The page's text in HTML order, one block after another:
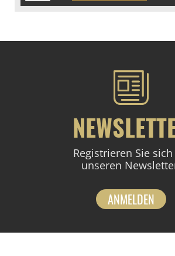
Registrieren Sie
unseren
ANMELDEN